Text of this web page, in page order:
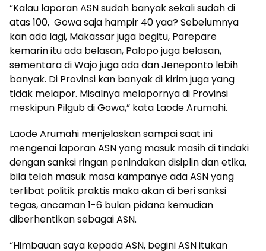
“Kalau laporan ASN sudah banyak sekali sudah di
atas 100, Gowa saja hampir 40 yaa? Sebelumnya
kan ada lagi, Makassar juga begitu, Parepare
kemarin itu ada belasan, Palopo juga belasan,
sementara di Wajo juga ada dan Jeneponto lebih
banyak. Di Provinsi kan banyak di kirim juga yang
tidak melapor. Misalnya melapornya di Provinsi
meskipun Pilgub di Gowa,” kata Laode Arumahi.
Laode Arumahi menjelaskan sampai saat ini
mengenai laporan ASN yang masuk masih di tindaki
dengan sanksi ringan penindakan disiplin dan etika,
bila telah masuk masa kampanye ada ASN yang
terlibat politik praktis maka akan di beri sanksi
tegas, ancaman 1-6 bulan pidana kemudian
diberhentikan sebagai ASN.
“Himbauan saya kepada ASN, begini ASN itukan